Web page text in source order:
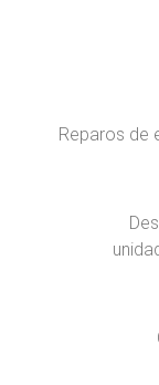
Reparos de